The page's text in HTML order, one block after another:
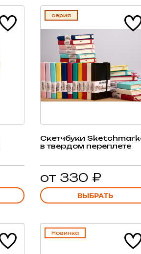
серия
Скетчбуки
в твердом переплете
от 330 ₽
ВЫБРАТЬ
Новинка